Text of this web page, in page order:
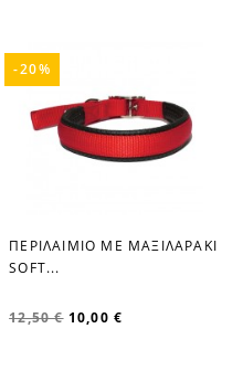
ΠΕΡΙΛΑΙΜΙΟ ΜΕ ΜΑΞΙΛΑΡΑΚΙ
SOFT...
12,50 € 10,00 €
-20%